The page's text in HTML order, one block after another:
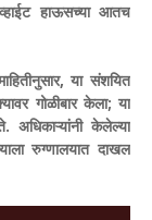
हाऊसच्या आतच
या संशयित
गोळीबार केला; या
अधिकाऱ्यांनी केलेल्या
रुग्णालयात दाखल